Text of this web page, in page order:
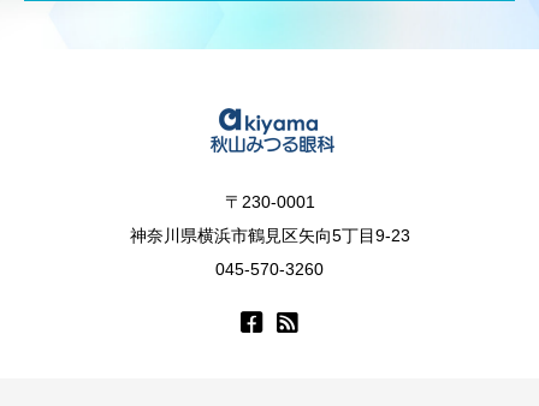
〒230-0001
神奈川県横浜市鶴見区矢向5丁目9-23
045-570-3260